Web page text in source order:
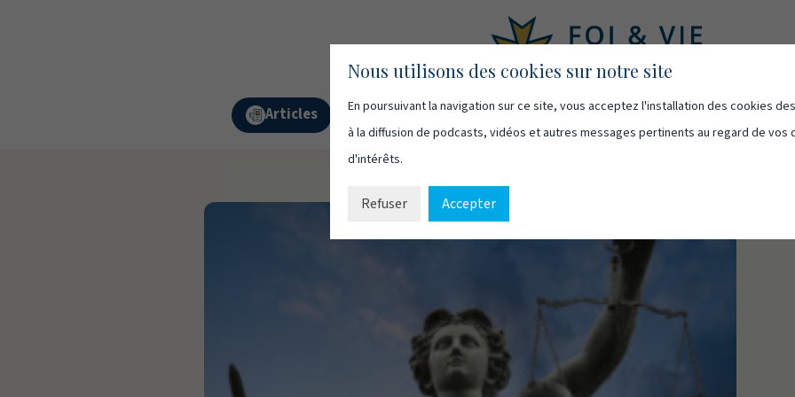
Articles Podcasts Vidéos Qui sommes-nous Ressources
Nous utilisons des cookies sur notre site
En poursuivant la navigation sur ce site, vous acceptez l'installation des cookies
à la diffusion de podcasts, vidéos et autres messages pertinents au regard de vos
d'intérêts.
Refuser Accepter